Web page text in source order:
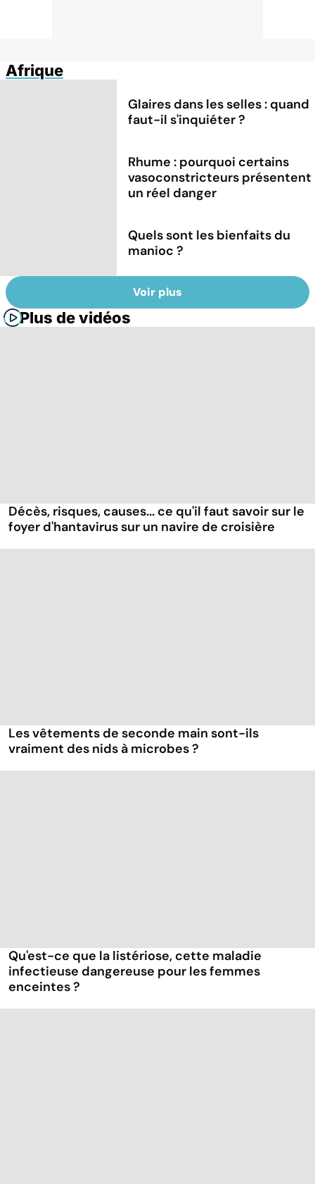
Afrique
Glaires dans les selles : quand
faut-il s'inquiéter ?
Rhume : pourquoi certains
vasoconstricteurs présentent
un réel danger
Quels sont les bienfaits du
manioc ?
Voir plus
Plus de vidéos
Décès, risques, causes... ce qu'il faut savoir sur le
foyer d'hantavirus sur un navire de croisière
Les vêtements de seconde main sont-ils
vraiment des nids à microbes ?
Qu'est-ce que la listériose, cette maladie
infectieuse dangereuse pour les femmes
enceintes ?